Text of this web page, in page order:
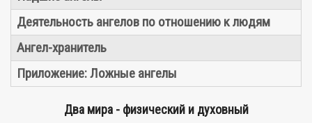
Деятельность ангелов по отношению к людям
Ангел-хранитель
Приложение: Ложные ангелы
Два мира - физический и духовный